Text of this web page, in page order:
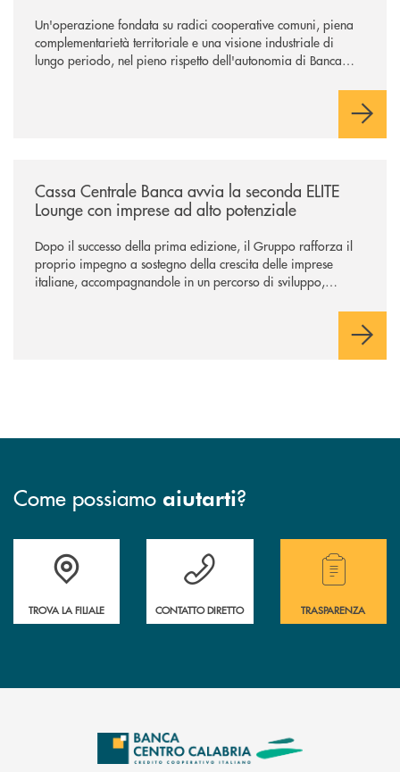
Un'operazione fondata su radici cooperative comuni, piena
complementarietà territoriale e una visione industriale di
lungo periodo, nel pieno rispetto dell'autonomia di Banca
negoziazione esclusiva per la finalizzazione dell’operazione.
Cassa Centrale Banca avvia la seconda ELITE
Lounge con imprese ad alto potenziale
Dopo il successo della prima edizione, il Gruppo rafforza il
proprio impegno a sostegno della crescita delle imprese
italiane, accompagnandole in un percorso di sviluppo,
Come possiamo aiutarti?
Accedi all' elenco completo delle filiali .
TROVA LA FILIALE
Hai bisogno di assistenza immediata ?
CONTATTO DIRETTO
Hai bisogno di
TRASPARENZA